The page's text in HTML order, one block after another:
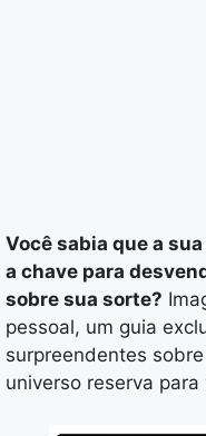
Você sabia que a
a chave para
sobre sua sorte?
pessoal, um guia
surpreendentes
universo reserva para